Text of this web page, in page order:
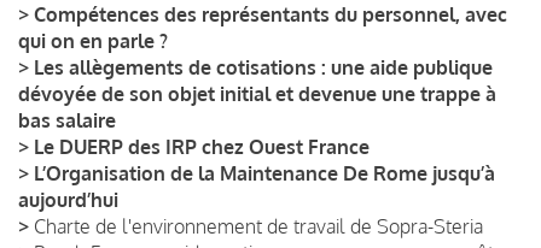
> Compétences des représentants du personnel, avec
qui on en parle ?
> Les allègements de cotisations : une aide publique
dévoyée de son objet initial et devenue une trappe à
bas salaire
> Le DUERP des IRP chez Ouest France
> L’Organisation de la Maintenance De Rome jusqu’à
aujourd’hui
> Charte de l'environnement de travail de Sopra-Steria